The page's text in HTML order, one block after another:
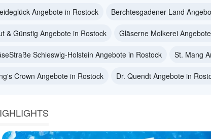
Angebote in Rostock
Berchtesgadener Land
& Günstig Angebote in Rostock Gläserne Molkerei
Schleswig-Holstein Angebote in Rostock St. Mang
Crown Angebote in Rostock Dr. Quendt Angebote in